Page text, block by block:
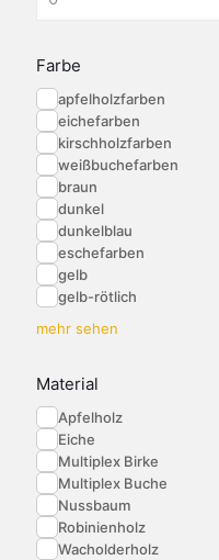
Farbe
apfelholzfarben
eichefarben
kirschholzfarben
weißbuchefarben
braun
dunkel
dunkelblau
eschefarben
gelb
gelb-rötlich
mehr sehen
Material
Apfelholz
Eiche
Multiplex Birke
Multiplex Buche
Nussbaum
Robinienholz
Wacholderholz